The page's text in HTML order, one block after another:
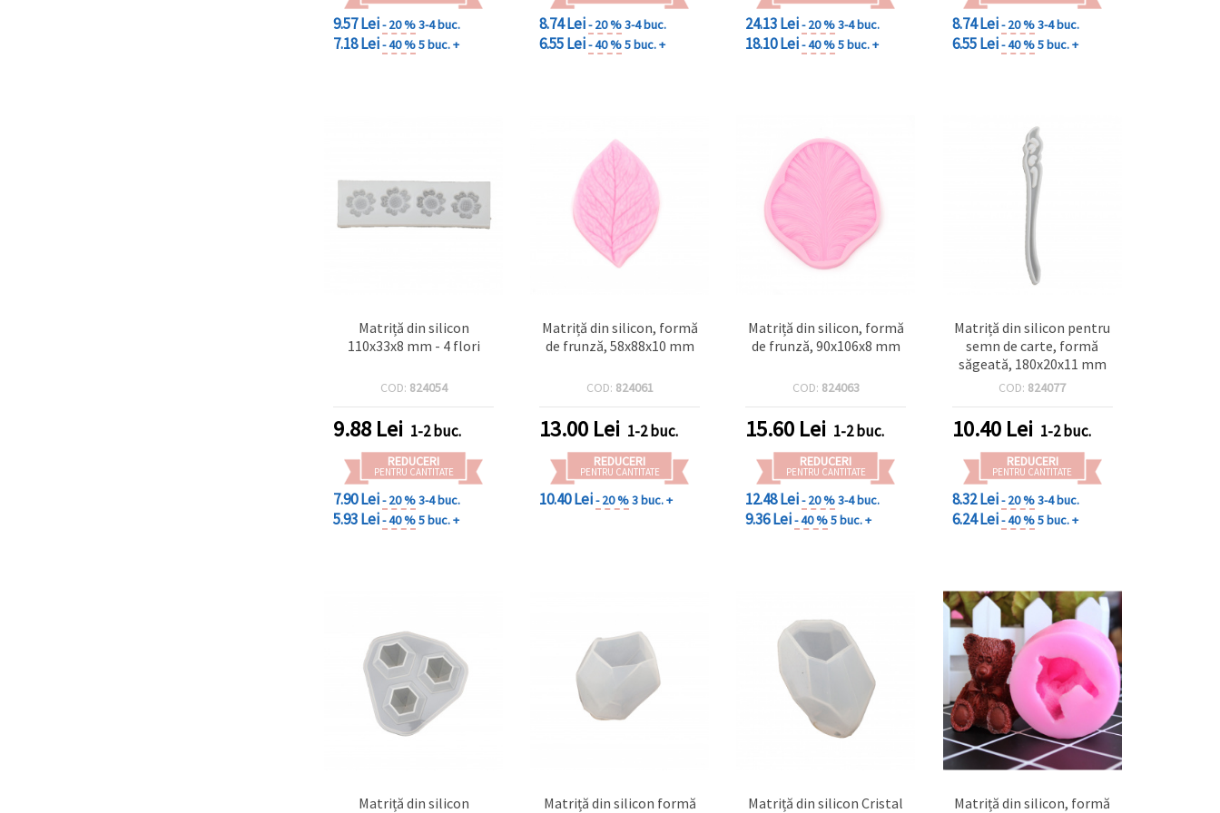
9.57 Lei- 20 %3-4 buc.
7.18 Lei- 40 %5 buc. +
8.74 Lei- 20 %3-4 buc.
6.55 Lei- 40 %5 buc. +
24.13 Lei- 20 %3-4 buc.
18.10 Lei- 40 %5 buc. +
8.74 Lei- 20 %3-4 buc.
6.55 Lei- 40 %5 buc. +
Matriță din silicon
110x33x8 mm - 4 flori
COD: 824054
9.88 Lei 1-2 buc.
REDUCERI
PENTRU CANTITATE
7.90 Lei- 20 %3-4 buc.
5.93 Lei- 40 %5 buc. +
Matriță din silicon, formă
de frunză, 58x88x10 mm
COD: 824061
13.00 Lei 1-2 buc.
REDUCERI
PENTRU CANTITATE
10.40 Lei- 20 %3 buc. +
Matriță din silicon, formă
de frunză, 90x106x8 mm
COD: 824063
15.60 Lei 1-2 buc.
REDUCERI
PENTRU CANTITATE
12.48 Lei- 20 %3-4 buc.
9.36 Lei- 40 %5 buc. +
Matriță din silicon pentru
semn de carte, formă
săgeată, 180x20x11 mm
COD: 824077
10.40Lei 1-2 buc.
REDUCERI
PENTRU CANTITATE
8.32 Lei- 20 %3-4 buc.
6.24 Lei- 40 %5 buc. +
Matriță din silicon
Matriță din silicon formă
Matriță din silicon Cristal
Matriță din silicon, formă